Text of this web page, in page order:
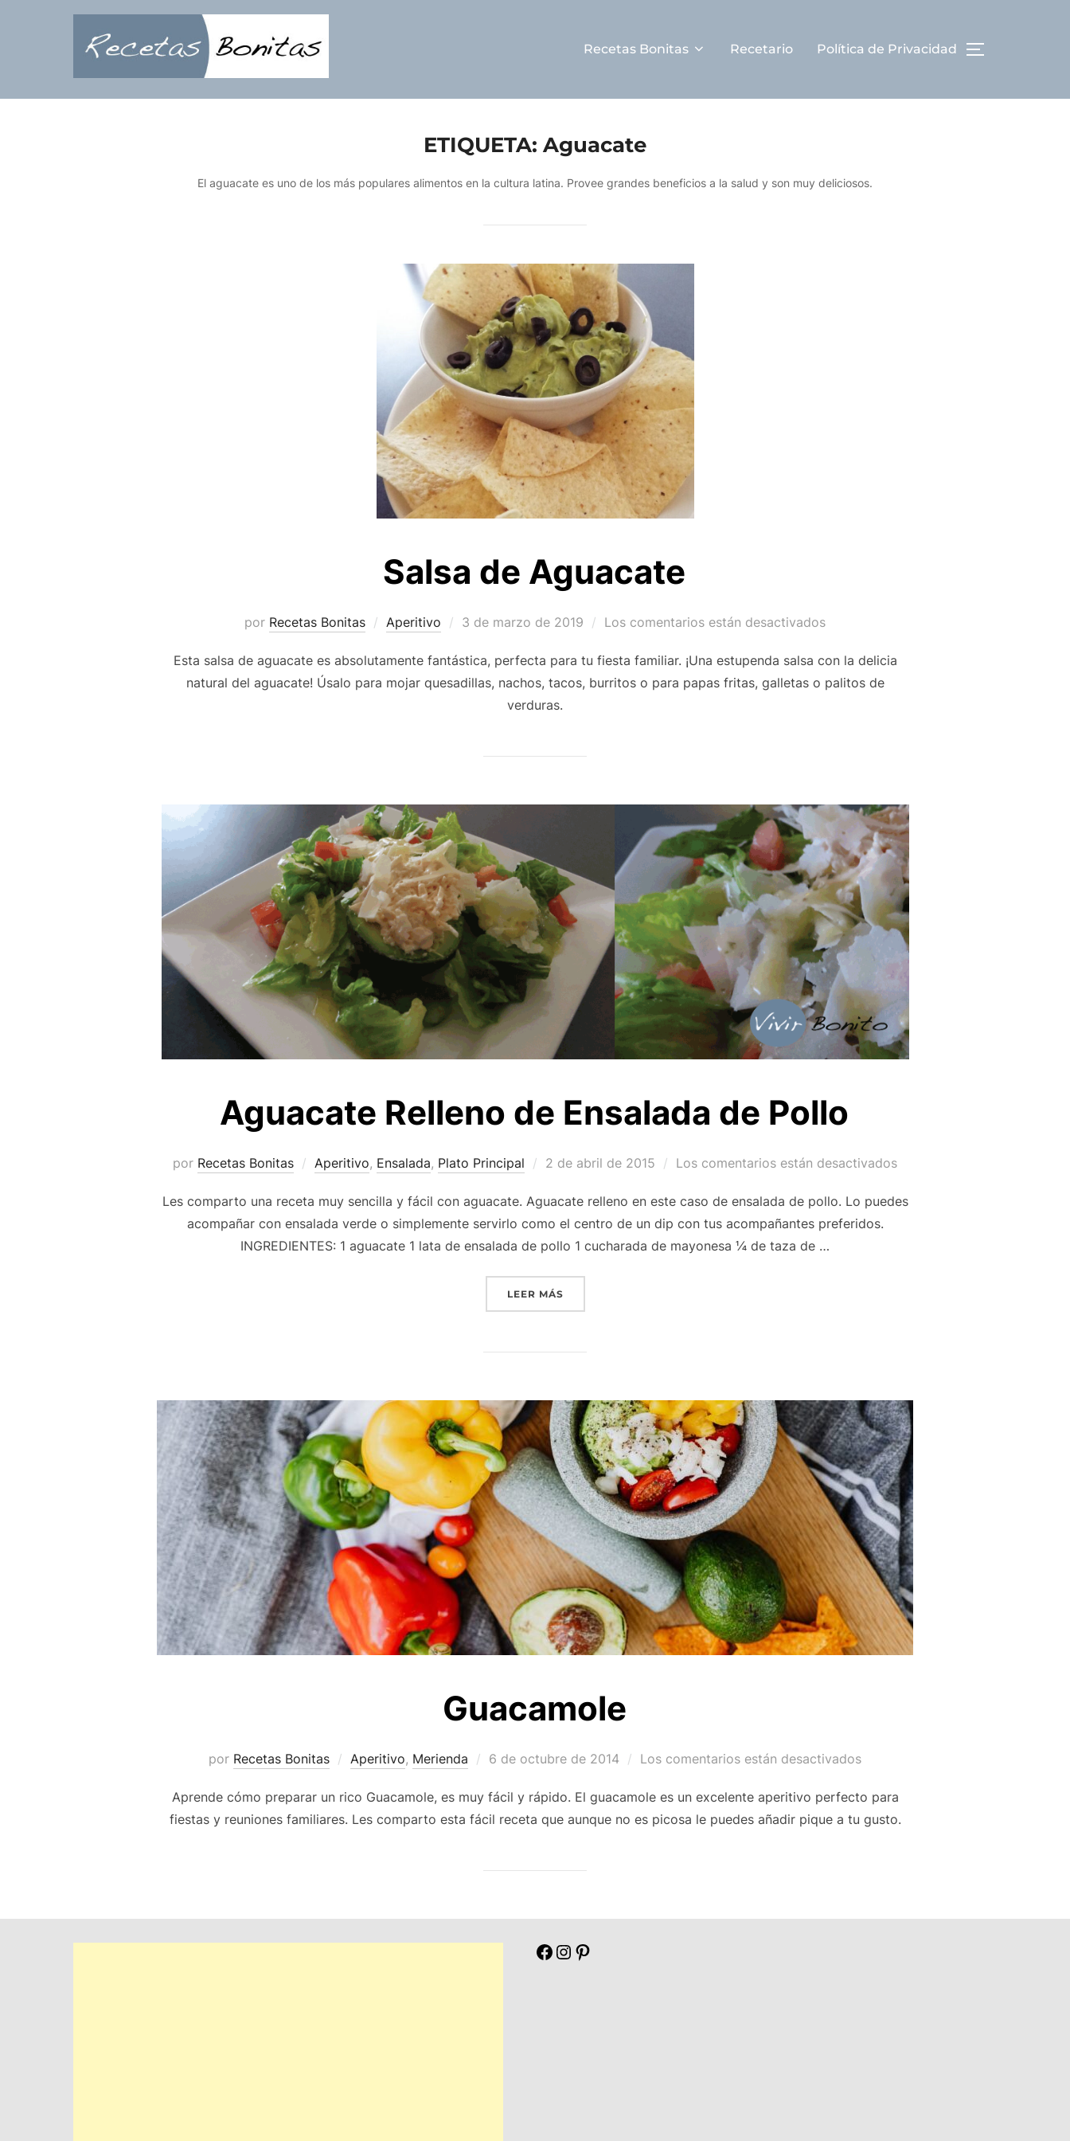
Recetas Bonitas Recetario Política de Privacidad ALTERNAR
ETIQUETA: Aguacate
El aguacate es uno de los más populares alimentos en la cultura latina. Provee grandes beneficios a la salud y son muy deliciosos.
Salsa de Aguacate
por Recetas Bonitas Aperitivo
Publicado
3 de marzo de 2019 Los comentarios están desactivados
Esta salsa de aguacate es absolutamente fantástica, perfecta para tu fiesta familiar. ¡Una estupenda salsa con la delicia
natural del aguacate! Úsalo para mojar quesadillas, nachos, tacos, burritos o para papas fritas, galletas o palitos de
verduras.
Aguacate Relleno de Ensalada de Pollo
por Recetas Bonitas Aperitivo, Ensalada, Plato Principal
Publicado
2 de abril de 2015 Los comentarios están desactivados
Les comparto una receta muy sencilla y fácil con aguacate. Aguacate relleno en este caso de ensalada de pollo. Lo puedes
acompañar con ensalada verde o simplemente servirlo como el centro de un dip con tus acompañantes preferidos.
INGREDIENTES: 1 aguacate 1 lata de ensalada de pollo 1 cucharada de mayonesa ¼ de taza de …
LEER MÁS«AGUACATE RELLENO DE ENSALADA DE POLLO»
Guacamole
por Recetas Bonitas Aperitivo, Merienda
Publicado
6 de octubre de 2014 Los comentarios están desactivados
Aprende cómo preparar un rico Guacamole, es muy fácil y rápido. El guacamole es un excelente aperitivo perfecto para
fiestas y reuniones familiares. Les comparto esta fácil receta que aunque no es picosa le puedes añadir pique a tu gusto.
Facebook
Instagram
Pinterest